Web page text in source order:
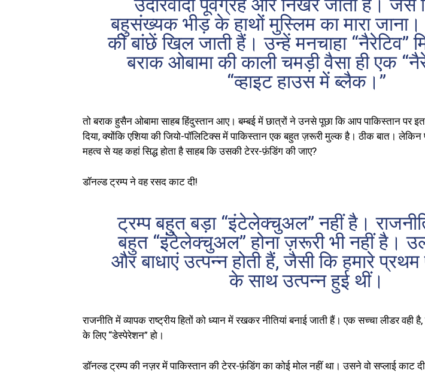
उदारवादी पूर्वग्रह और निखर जाता है। जैसे
बहुसंख्यक भीड़ के हाथों मुस्लिम का मारा
की बांछें खिल जाती हैं। उन्हें मनचाहा “नैरेटिव”
बराक ओबामा की काली चमड़ी वैसा ही एक
“व्हाइट हाउस में ब्लैक।”
तो बराक हुसैन ओबामा साहब हिंदुस्तान आए। बम्बई में छात्रों ने उनसे पूछा कि आप पाकिस्तान पर
दिया, क्योंकि एशिया की जियो-पॉलिटिक्स में पाकिस्तान एक बहुत ज़रूरी मुल्क है। ठीक बात।
महत्व से यह कहां सिद्ध होता है साहब कि उसकी टेरर-फ़ंडिंग की जाए?
डॉनल्ड ट्रम्प ने वह रसद काट दी!
ट्रम्प बहुत बड़ा “इंटेलेक्चुअल” नहीं है।
बहुत “इंटेलेक्चुअल” होना ज़रूरी भी नहीं है।
और बाधाएं उत्पन्न होती हैं, जैसी कि हमारे प्रथम
के साथ उत्पन्न हुई थीं।
राजनीति में व्यापक राष्ट्रीय हितों को ध्यान में रखकर नीतियां बनाई जाती हैं। एक सच्चा लीडर
के लिए “डेस्पेरेशन” हो।
डॉनल्ड ट्रम्प की नज़र में पाकिस्तान की टेरर-फ़ंडिंग का कोई मोल नहीं था। उसने वो सप्लाई काट